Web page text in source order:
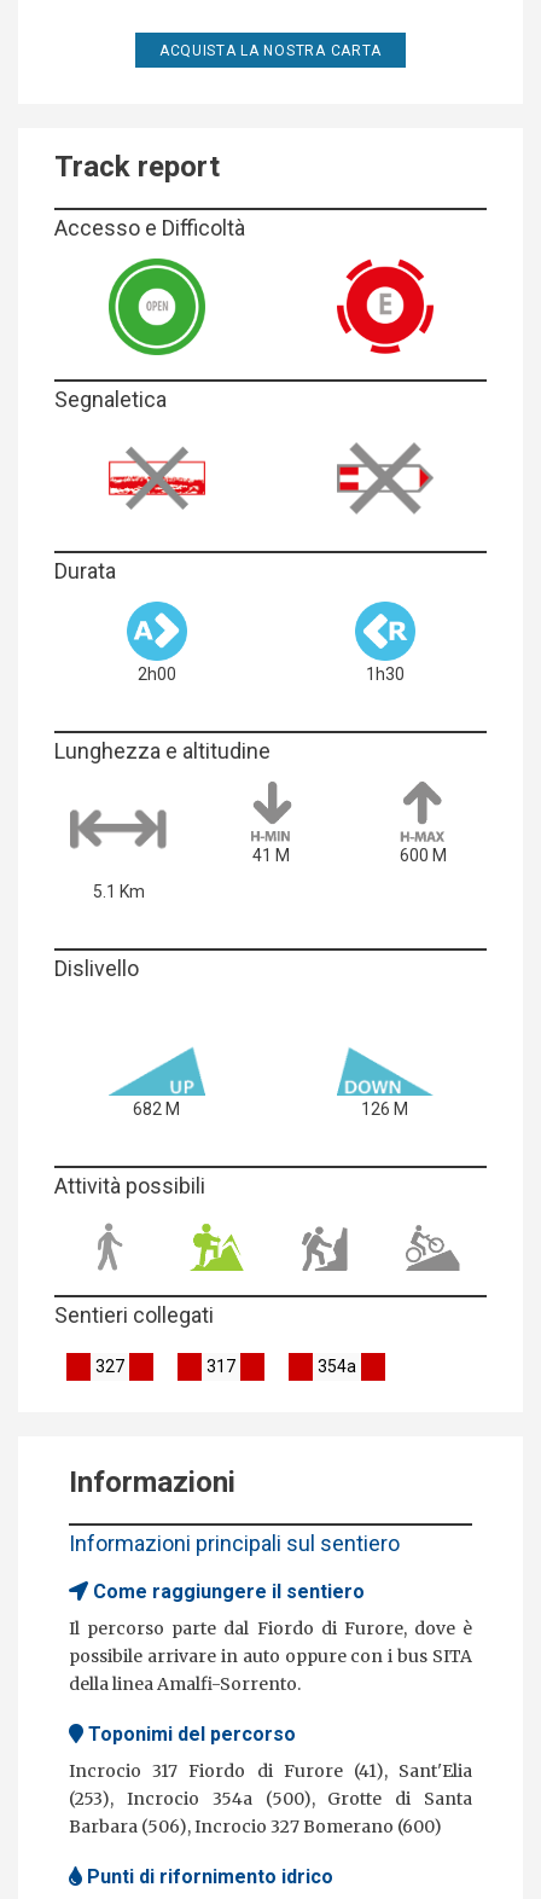
ACQUISTA LA NOSTRA CARTA
Track report
Accesso e Difficoltà
Segnaletica
Durata
2h00 1h30
Lunghezza e altitudine
5.1 Km
41 M 600 M
Dislivello
682 M 126 M
Attività possibili
Sentieri collegati
327 317 354a
Informazioni
Informazioni principali sul sentiero
Come raggiungere il sentiero
Il percorso parte dal Fiordo di Furore, dove è
possibile arrivare in auto oppure con i bus SITA
della linea Amalfi-Sorrento.
Toponimi del percorso
Incrocio 317 Fiordo di Furore (41), Sant'Elia
(253), Incrocio 354a (500), Grotte di Santa
Barbara (506), Incrocio 327 Bomerano (600)
Punti di rifornimento idrico